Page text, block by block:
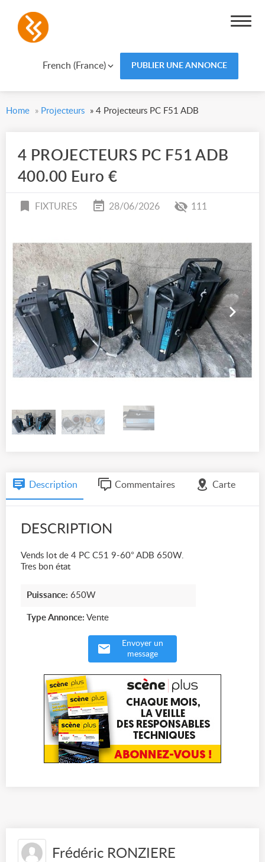
French (France) PUBLIER UNE ANNONCE
Home » Projecteurs » 4 Projecteurs PC F51 ADB
4 PROJECTEURS PC F51 ADB
400.00 Euro €
FIXTURES 28/06/2026 111
Description Commentaires Carte
DESCRIPTION
Vends lot de 4 PC C51 9-60° ADB 650W.
Tres bon état
Puissance: 650W
Type Annonce: Vente
Envoyer un
message
Frédéric RONZIERE